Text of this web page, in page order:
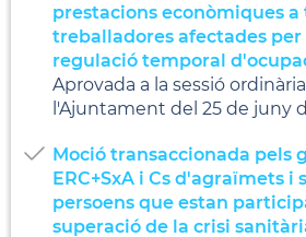
prestacions econòmiques a
treballadores afectades
regulació temporal
Aprovada a la sessió
l'Ajuntament del 25 de juny
Moció transaccionada pels
ERC+SxA i Cs d'agraïmets i
persoens que estan
superació de la crisi